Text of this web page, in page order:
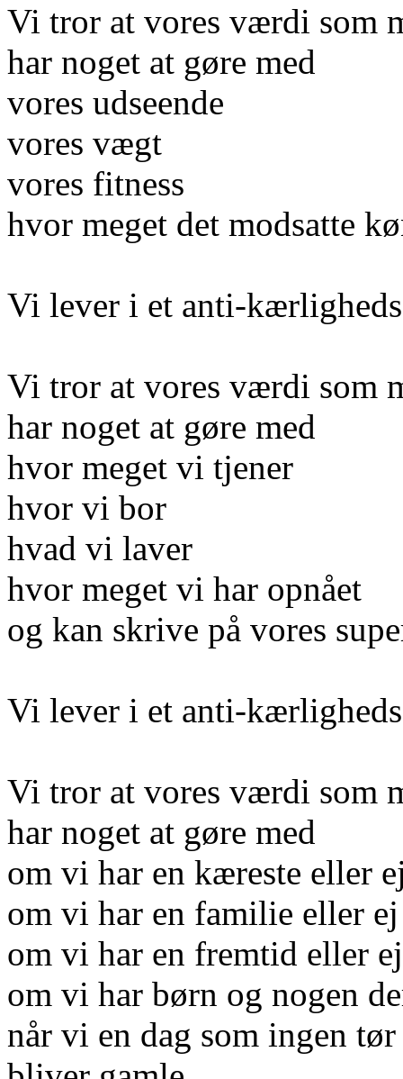
Vi tror at vores værdi som
har noget at gøre med
vores udseende
vores vægt
vores fitness
hvor meget det modsatte
Vi lever i et anti-
Vi tror at vores værdi som
har noget at gøre med
hvor meget vi tjener
hvor vi bor
hvad vi laver
hvor meget vi har opnået
og kan skrive på vores
Vi lever i et anti-
Vi tror at vores værdi som
har noget at gøre med
om vi har en kæreste eller
om vi har en familie eller ej
om vi har en fremtid eller ej
om vi har børn og nogen
når vi en dag som ingen